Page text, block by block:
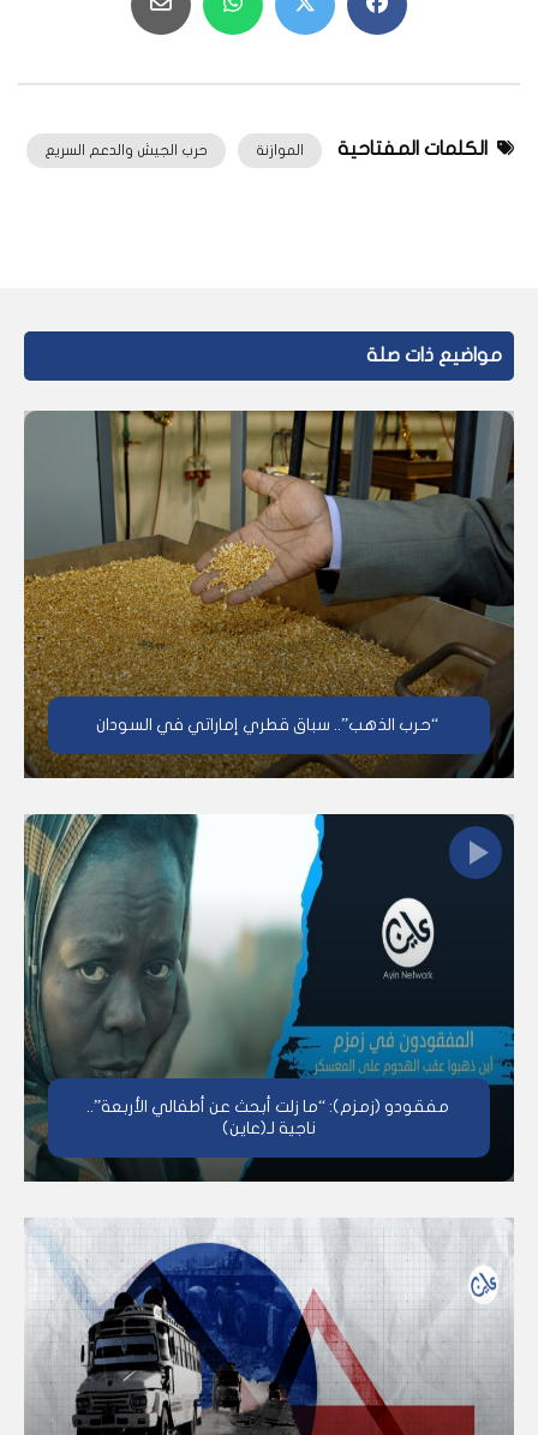
الكلمات المفتاحية الموازنة حرب الجيش والدعم السريع
مواضيع ذات صلة
“حرب الذهب”.. سباق قطري إماراتي في السودان
مفقودو (زمزم): “ما زلت أبحث عن أطفالي الأربعة”..
ناجية لـ(عاين)